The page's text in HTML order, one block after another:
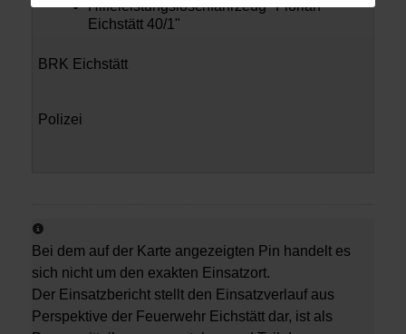
Hilfeleistungslöschfahrzeug "Florian
Eichstätt 40/1"
BRK Eichstätt
Polizei
Bei dem auf der Karte angezeigten Pin handelt es
sich nicht um den exakten Einsatzort.
Der Einsatzbericht stellt den Einsatzverlauf aus
Perspektive der Feuerwehr Eichstätt dar, ist als